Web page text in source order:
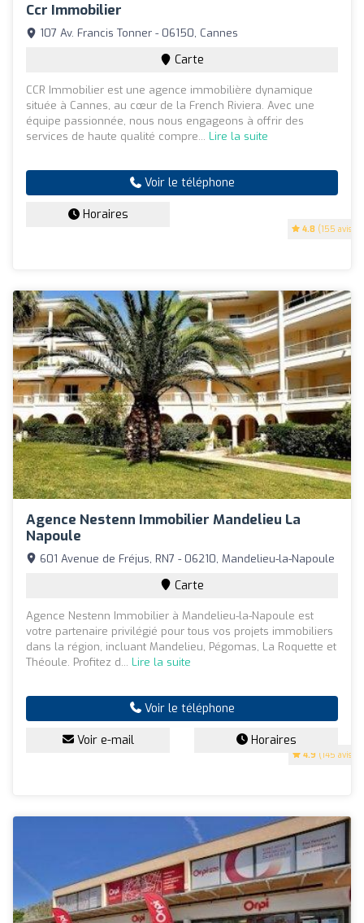
Ccr Immobilier
4.8 (155 avis)
107 Av. Francis Tonner - 06150, Cannes
Carte
CCR Immobilier est une agence immobilière dynamique
située à Cannes, au cœur de la French Riviera. Avec une
équipe passionnée, nous nous engageons à offrir des
services de haute qualité compre... Lire la suite
Voir le téléphone
Horaires
Agence Nestenn Immobilier Mandelieu La
Napoule
4.9 (145 avis)
601 Avenue de Fréjus, RN7 - 06210, Mandelieu-la-Napoule
Carte
Agence Nestenn Immobilier à Mandelieu-la-Napoule est
votre partenaire privilégié pour tous vos projets immobiliers
dans la région, incluant Mandelieu, Pégomas, La Roquette et
Théoule. Profitez d... Lire la suite
Voir le téléphone
Voir e-mail Horaires